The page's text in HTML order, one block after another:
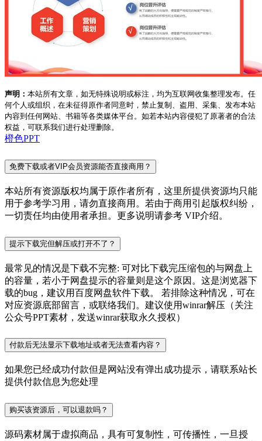
声明： 本站所有文章，如无特殊说明或标注，均为互联网收集整理发布。任
何个人或组织，在未征得原作者同意时，禁止复制、盗用、采集、发布本站
内容到任何网站、书籍等各类媒体平台。如若本站内容侵犯了原著者的合法
权益，可联系我们进行处理删除。
橙色PPT
免费下载或者VIP会员资源能否直接商用？
本站所有资源版权均属于原作者所有，这里所提供资源均只能
用于参考学习用，请勿直接商用。若由于商用引起版权纠纷，
一切责任均由使用者承担。更多说明请参考 VIP介绍。
提示下载完但解压或打开不了？
最常见的情况是下载不完整: 可对比下载完压缩包的与网盘上
的容量，若小于网盘提示的容量则是这个原因。这是浏览器下
载的bug，建议用百度网盘软件下载。 若排除这种情况，可在
对应资源底部留言，或联络我们。建议使用winrar解压（关注
公众号PPT素材，发送winrar获取永久授权）
付款后无法显示下载地址或者无法查看内容？
如果您已经成功付款但是网站没有弹出成功提示，请联系站长
提供付款信息为您处理
购买该资源后，可以退款吗？
源码素材属于虚拟商品，具有可复制性，可传播性，一旦授